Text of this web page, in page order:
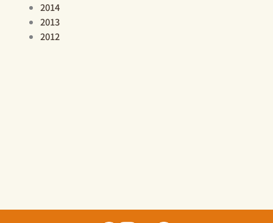
2014
2013
2012